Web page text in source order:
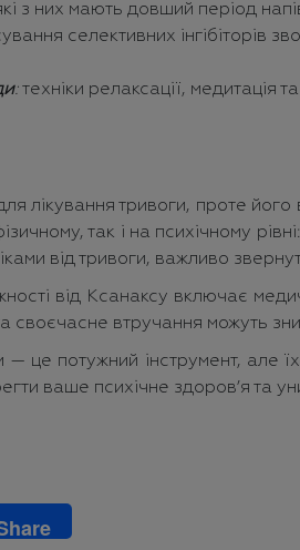
з них мають довший період
селективних інгібіторів
:техніки релаксації, медитація
лікування тривоги, проте
так і на психічному
від тривоги, важливо
від Ксанаксу включає
своєчасне втручання можуть
— це потужний інструмент, але
ваше психічне здоров’я та